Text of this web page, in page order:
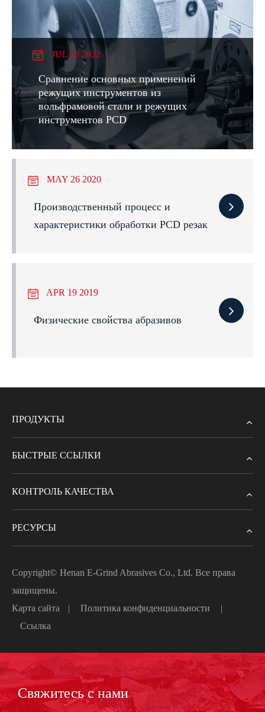
JUL 15 2022
Сравнение основных применений
режущих инструментов из
вольфрамовой стали и режущих
инструментов PCD
MAY 26 2020
Производственный процесс и
характеристики обработки PCD резак
APR 19 2019
Физические свойства абразивов
ПРОДУКТЫ
БЫСТРЫЕ ССЫЛКИ
КОНТРОЛЬ КАЧЕСТВА
РЕСУРСЫ
Copyright© Henan E-Grind Abrasives Co., Ltd. Все права
защищены.
Карта сайта
| Политика конфиденциальности
|
Ссылка
Свяжитесь с нами